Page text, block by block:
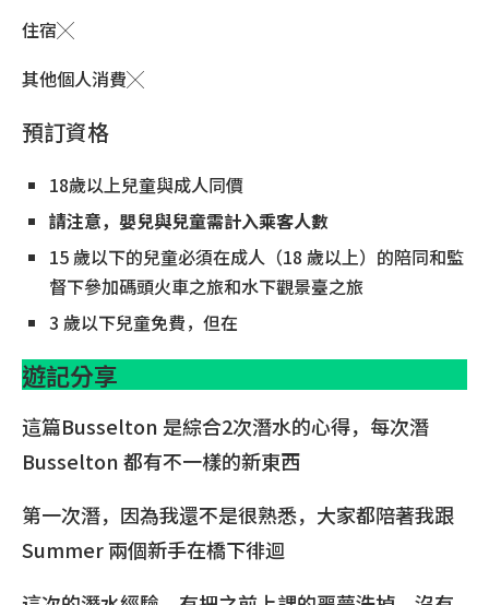
住宿╳
其他個人消費╳
預訂資格
18歲以上兒童與成人同價
請注意，嬰兒與兒童需計入乘客人數
15 歲以下的兒童必須在成人（18 歲以上）的陪同和監
督下參加碼頭火車之旅和水下觀景臺之旅
3 歲以下兒童免費，但在
遊記分享
這篇Busselton 是綜合2次潛水的心得，每次潛
Busselton 都有不一樣的新東西
第一次潛，因為我還不是很熟悉，大家都陪著我跟
Summer 兩個新手在橋下徘迴